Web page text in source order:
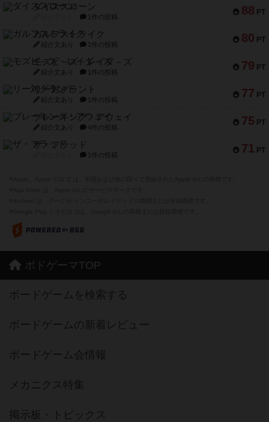
88 PT
ダイススローン
1件の投稿
80 PT
ガルフストライク
紹介文あり 1件の投稿
79 PT
モズビ－ズ・レイダ－ズ
紹介文あり 1件の投稿
77 PT
リー対グラント
紹介文あり 1件の投稿
75 PT
ブレーキング・アウェイ
紹介文あり 4件の投稿
71 PT
ザ・フラッド
1件の投稿
ボドゲーマTOP
ボードゲームを検索する
ボードゲームの新着レビュー
ボードゲーム会情報
メカニクス特集
掲示板・トピックス